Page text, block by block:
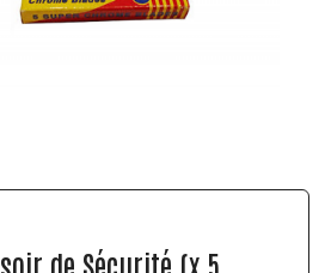
de Sécurité (x 5